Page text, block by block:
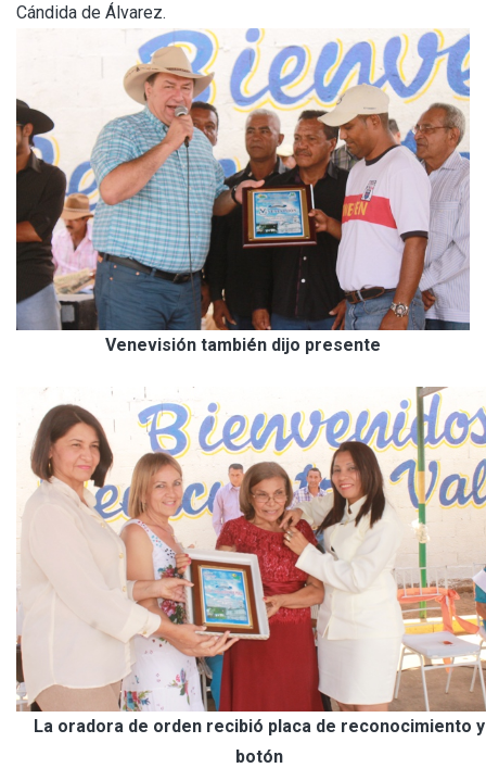
Cándida de Álvarez.
Venevisión también dijo presente
La oradora de orden recibió placa de reconocimiento y
botón